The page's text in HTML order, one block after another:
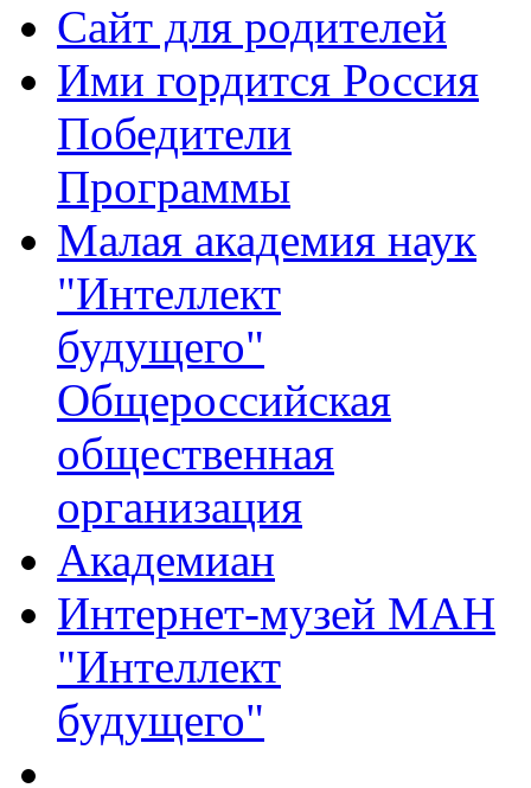
Сайт для родителей
Ими гордится Россия
Победители
Программы
Малая академия наук
"Интеллект
будущего"
Общероссийская
общественная
организация
Академиан
Интернет-музей МАН
"Интеллект
будущего"